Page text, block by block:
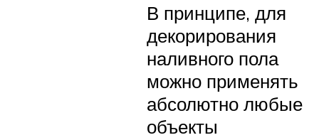
В принципе, для
декорирования
наливного пола
можно применять
абсолютно любые
объекты